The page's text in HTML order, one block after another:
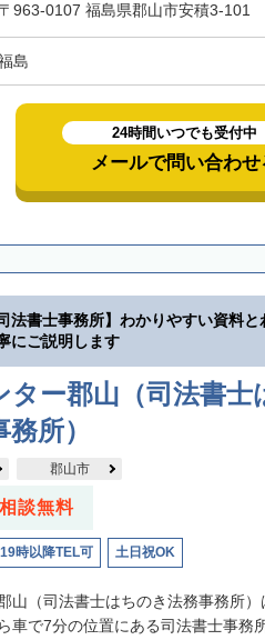
〒963-0107 福島県郡山市安積3-101
島
24時間いつでも受付中
メールで問い合わせ
法書士事務所】わかりやすい資料
にご説明します
ター郡山（司法書士
所）
郡山市
談無料
19時以降TEL可 土日祝OK
山（司法書士はちのき法務事務所）
車で7分の位置にある司法書士事務